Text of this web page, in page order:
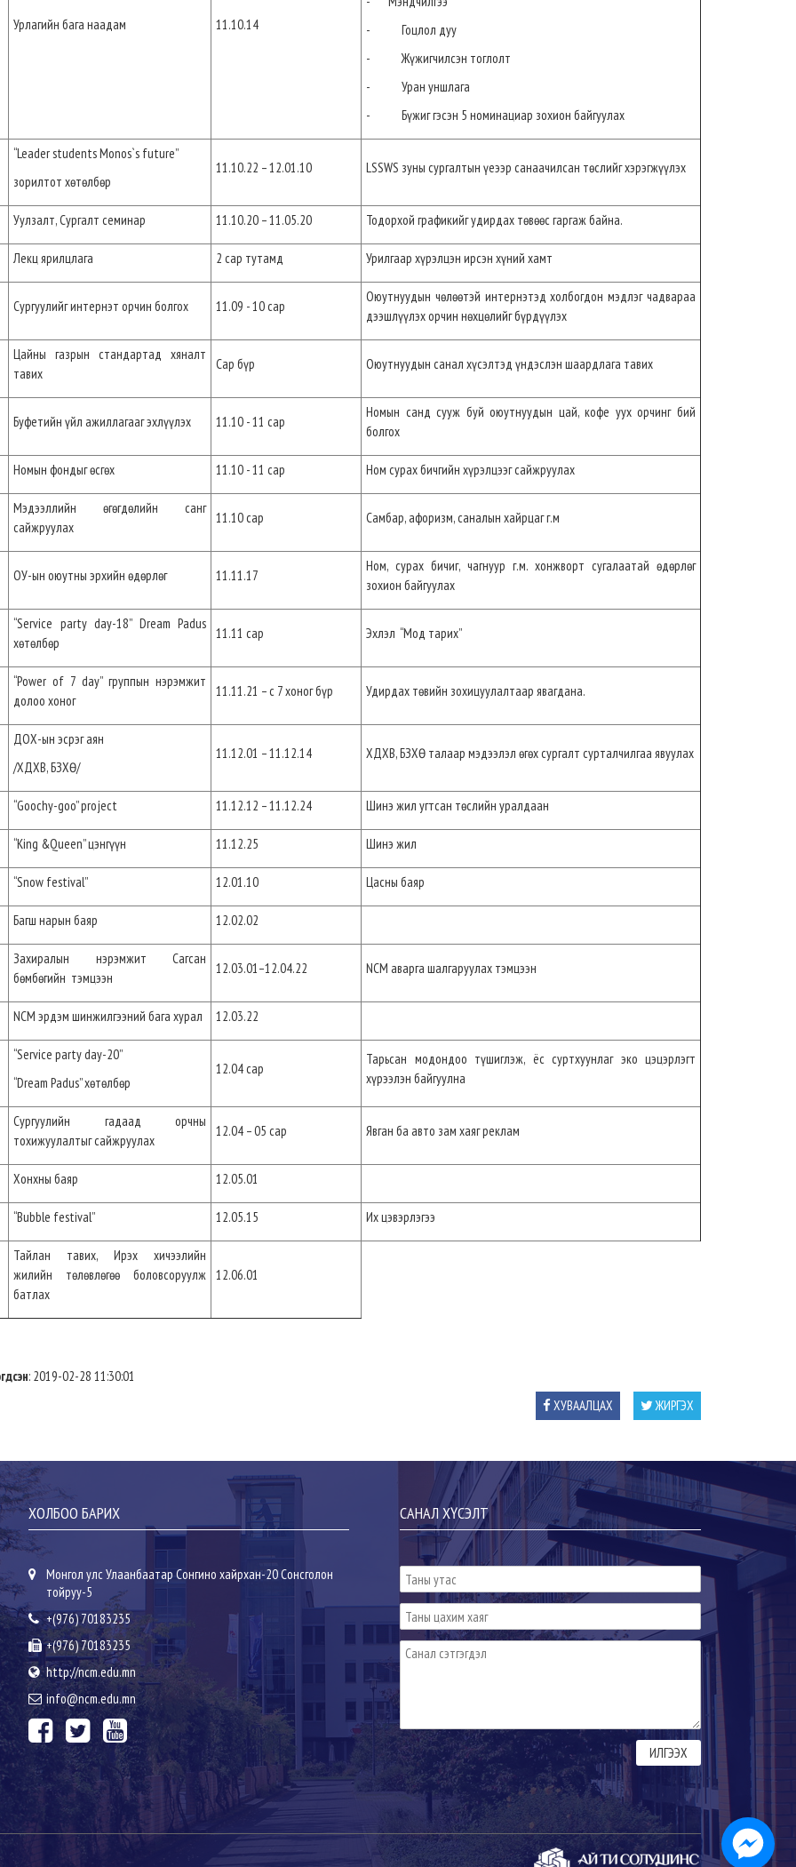
Урлагийн бага наадам 11.10.14
- Гоцлол дуу
- Жүжигчилсэн тоглолт
- Уран уншлага
- Бүжиг гэсэн 5 номинациар зохион байгуулах
“Leader students Monos`s future”
зорилтот хөтөлбөр
11.10.22 – 12.01.10 LSSWS зуны сургалтын үеээр санаачилсан төслийг хэрэгжүүлэх
Уулзалт, Сургалт семинар 11.10.20 – 11.05.20 Тодорхой графикийг удирдах төвөөс гаргаж байна.
Лекц ярилцлага 2 сар тутамд Урилгаар хүрэлцэн ирсэн хүний хамт
Сургуулийг интернэт орчин болгох 11.09 - 10 сар
Оюутнуудын чөлөөтэй интернэтэд холбогдон мэдлэг чадвараа
дээшлүүлэх орчин нөхцөлийг бүрдүүлэх
Цайны газрын стандартад хяналт
тавих
Сар бүр Оюутнуудын санал хүсэлтэд үндэслэн шаардлага тавих
Буфетийн үйл ажиллагааг эхлүүлэх 11.10 - 11 сар
Номын санд сууж буй оюутнуудын цай, кофе уух орчинг бий
болгох
Номын фондыг өсгөх 11.10 - 11 сар Ном сурах бичгийн хүрэлцээг сайжруулах
Мэдээллийн өгөгдөлийн санг
сайжруулах
11.10 сар Самбар, афоризм, саналын хайрцаг г.м
ОУ-ын оюутны эрхийн өдөрлөг 11.11.17
Ном, сурах бичиг, чагнуур г.м. хонжворт сугалаатай өдөрлөг
зохион байгуулах
“Service party day-18” Dream Padus
хөтөлбөр
11.11 сар Эхлэл “Мод тарих”
“Power of 7 day” группын нэрэмжит
долоо хоног
11.11.21 – с 7 хоног бүр Удирдах төвийн зохицуулалтаар явагдана.
ДОХ-ын эсрэг аян
/ХДХВ, БЗХӨ/
11.12.01 – 11.12.14 ХДХВ, БЗХӨ талаар мэдээлэл өгөх сургалт сурталчилгаа явуулах
“Goochy-goo” project 11.12.12 – 11.12.24 Шинэ жил угтсан төслийн уралдаан
“King &Queen” цэнгүүн 11.12.25 Шинэ жил
“Snow festival” 12.01.10 Цасны баяр
Багш нарын баяр 12.02.02
Захиралын нэрэмжит Сагсан
бөмбөгийн тэмцээн
12.03.01–12.04.22 NCM аварга шалгаруулах тэмцээн
NCM эрдэм шинжилгээний бага хурал 12.03.22
“Service party day-20”
“Dream Padus” хөтөлбөр
12.04 сар
Тарьсан модондоо түшиглэж, ёс суртхуунлаг эко цэцэрлэгт
хүрээлэн байгуулна
Сургуулийн гадаад орчны
тохижуулалтыг сайжруулах
12.04 – 05 сар Явган ба авто зам хаяг реклам
Хонхны баяр 12.05.01
“Bubble festival” 12.05.15 Их цэвэрлэгээ
Тайлан тавих, Ирэх хичээлийн
жилийн төлөвлөгөө боловсоруулж
батлах
12.06.01
: 2019-02-28 11:30:01
ХУВААЛЦАХ
ЖИРГЭХ
ХОЛБОО БАРИХ
Монгол улс Улаанбаатар Сонгино хайрхан-20 Сонсголон
тойруу-5
+(976) 70183235
+(976) 70183235
http://ncm.edu.mn
info@ncm.edu.mn
САНАЛ ХҮСЭЛТ